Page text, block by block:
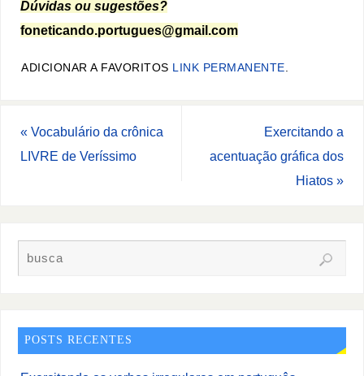
Dúvidas ou sugestões?
foneticando.portugues@gmail.com
ADICIONAR A FAVORITOS LINK PERMANENTE.
« Vocabulário da crônica
LIVRE de Veríssimo
Exercitando a
acentuação gráfica dos
Hiatos »
POSTS RECENTES